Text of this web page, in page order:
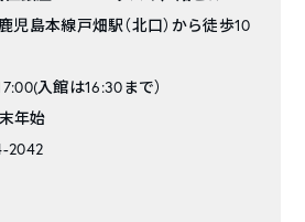
鹿児島本線戸畑駅（北口）から徒歩10
入館は16:30まで）
年始
2042